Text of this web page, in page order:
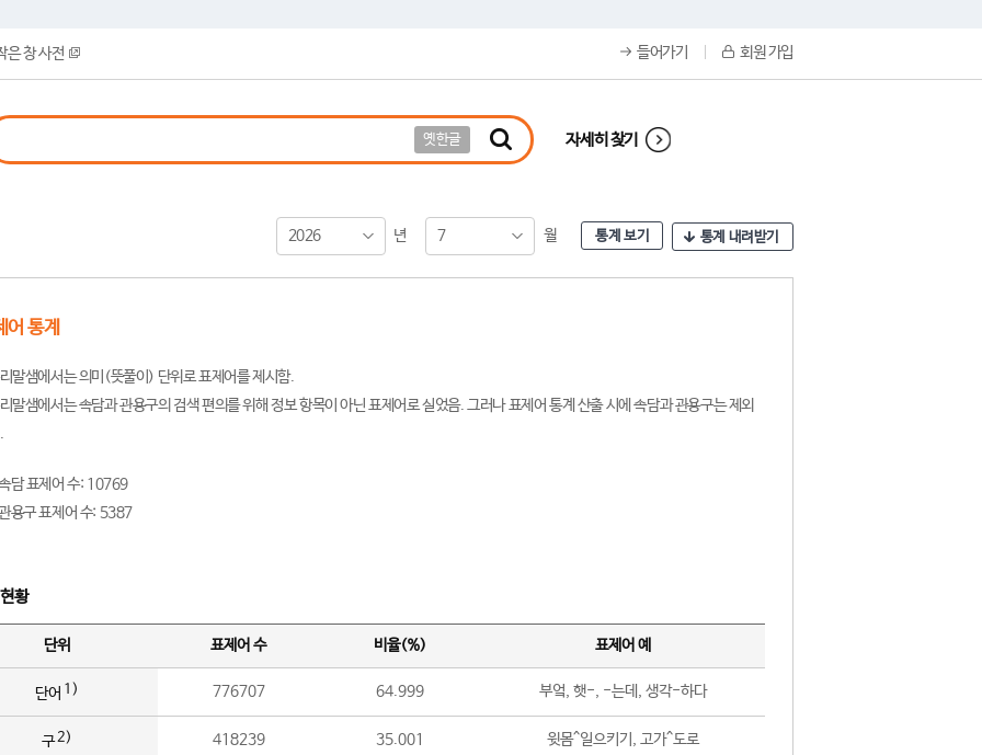
은 창 사전 들어가기 회원 가입
옛한글 자세히 찾기
2026 년 7 월 통계 보기 통계 내려받기
어 통계
말샘에서는 의미(뜻풀이) 단위로 표제어를 제시함.
말샘에서는 속담과 관용구의 검색 편의를 위해 정보 항목이 아닌 표제어로 실었음. 그러나 표제어 통계 산출 시에 속담과 관용구는 제외
담 표제어 수: 10769
용구 표제어 수: 5387
황
단위 표제어 수 비율(%) 표제어 예
단어 1) 776707 64.999 부엌, 햇-, -는데, 생각-하다
구2) 418239 35.001 윗몸^일으키기, 고가^도로